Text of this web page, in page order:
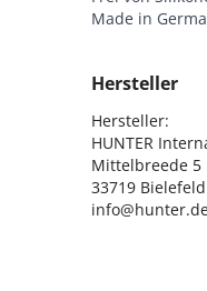
Made in
Hersteller
Hersteller:
HUNTER
Mittelbreede 5
33719 Bielefeld